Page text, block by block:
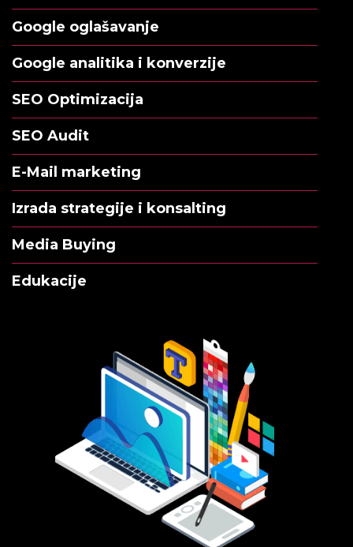
Google oglašavanje
Google analitika i konverzije
SEO Optimizacija
SEO Audit
E-Mail marketing
Izrada strategije i konsalting
Media Buying
Edukacije